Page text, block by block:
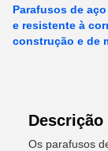
Parafusos de
e resistente à
construção e de
Os parafusos